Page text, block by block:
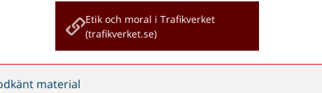
Etik och moral i Trafikverket
(trafikverket.se)
material